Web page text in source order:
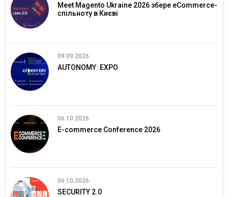
Meet Magento Ukraine 2026 збере eCommerce-
спільноту в Києві
09.09.2026
AUTONOMY: EXPO
06.10.2026
E-commerce Conference 2026
06.10.2026
SECURITY 2.0